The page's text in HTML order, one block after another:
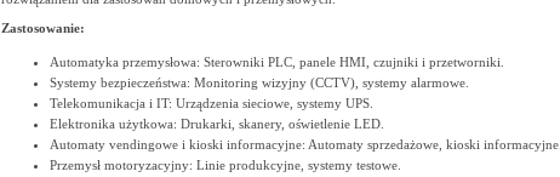
Zastosowanie:
Automatyka przemysłowa: Sterowniki PLC, panele HMI, czujniki i przetworniki.
Systemy bezpieczeństwa: Monitoring wizyjny (CCTV), systemy alarmowe.
Telekomunikacja i IT: Urządzenia sieciowe, systemy UPS.
Elektronika użytkowa: Drukarki, skanery, oświetlenie LED.
Automaty vendingowe i kioski informacyjne: Automaty sprzedażowe, kioski informacyjne.
Przemysł motoryzacyjny: Linie produkcyjne, systemy testowe.